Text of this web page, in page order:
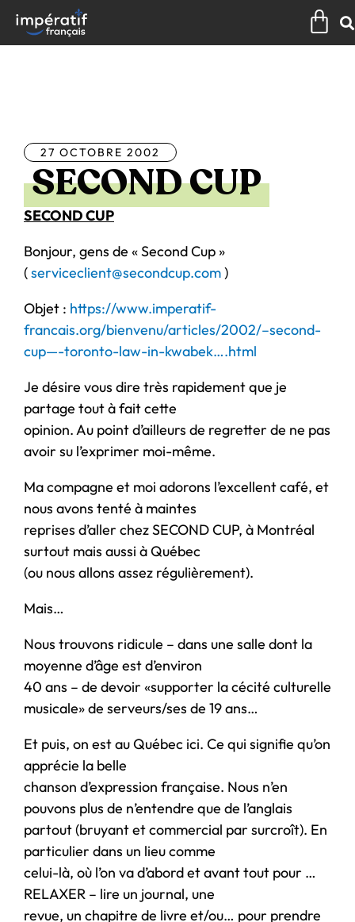
contenu
27 OCTOBRE 2002
SECOND CUP
SECOND CUP
Bonjour, gens de « Second Cup »
(serviceclient@secondcup.com)
Objet : https://www.imperatif-
francais.org/bienvenu/articles/2002/–second-
cup—-toronto-law-in-kwabek….html
Je désire vous dire très rapidement que je
partage tout à fait cette
opinion. Au point d’ailleurs de regretter de ne pas
avoir su l’exprimer moi-même.
Ma compagne et moi adorons l’excellent café, et
nous avons tenté à maintes
reprises d’aller chez SECOND CUP, à Montréal
surtout mais aussi à Québec
(ou nous allons assez régulièrement).
Mais…
Nous trouvons ridicule – dans une salle dont la
moyenne d’âge est d’environ
40 ans – de devoir «supporter la cécité culturelle
musicale» de serveurs/ses de 19 ans…
Et puis, on est au Québec ici. Ce qui signifie qu’on
apprécie la belle
chanson d’expression française. Nous n’en
pouvons plus de n’entendre que de l’anglais
partout (bruyant et commercial par surcroît). En
particulier dans un lieu comme
celui-là, où l’on va d’abord et avant tout pour …
RELAXER – lire un journal, une
revue, un chapitre de livre et/ou… pour prendre